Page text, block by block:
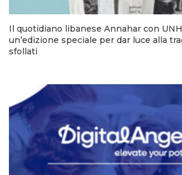
Il quotidiano libanese Annahar con
un’edizione speciale per dar luce alla
sfollati